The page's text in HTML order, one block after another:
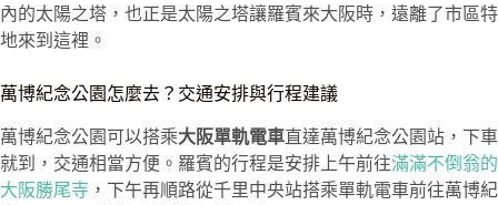
內的太陽之塔，也正是太陽之塔讓羅賓來大阪時，遠離了市區特
地來到這裡。
萬博紀念公園怎麼去？交通安排與行程建議
萬博紀念公園可以搭乘大阪單軌電車直達萬博紀念公園站，下車
就到，交通相當方便。羅賓的行程是安排上午前往滿滿不倒翁的
大阪勝尾寺 ，下午再順路從千里中央站搭乘單軌電車前往萬博紀